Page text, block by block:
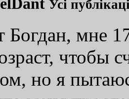
Усі
Богдан, мне
чтобы
но я